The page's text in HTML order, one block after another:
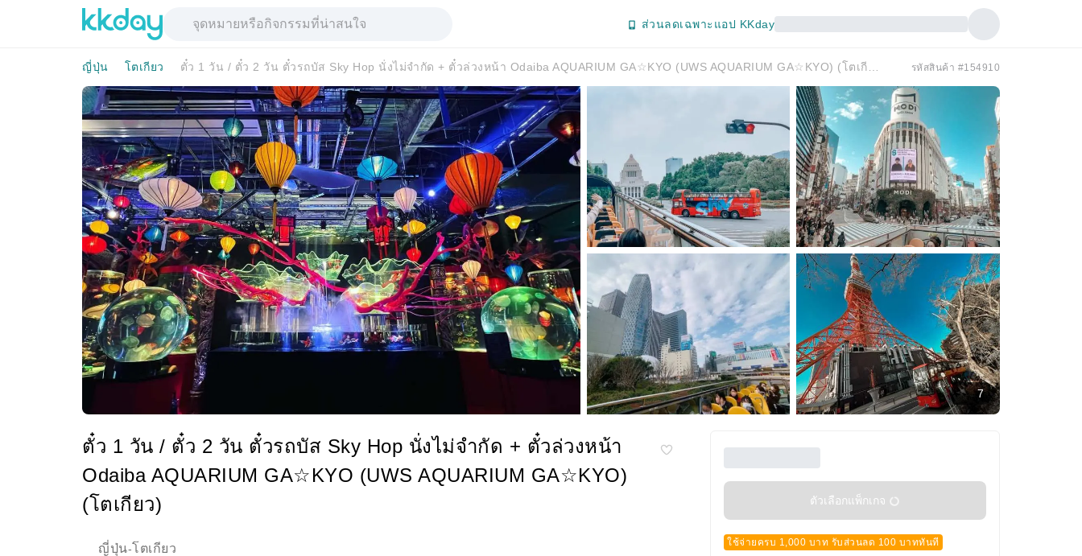
ส่วนลดเฉพาะแอป KKday
ญี่ปุ่น โตเกียว รหัสสินค้า #154910
7
ตั๋ว 1 วัน / ตั๋ว 2 วัน ตั๋วรถบัส Sky Hop นั่งไม่จำกัด + ตั๋วล่วงหน้า
Odaiba AQUARIUM GA☆KYO (UWS AQUARIUM GA☆KYO)
(โตเกียว)
ญี่ปุ่น-โตเกียว
ตัวเลือกแพ็กเกจ
ใช้จ่ายครบ 1,000 บาท รับส่วนลด 100 บาททันที